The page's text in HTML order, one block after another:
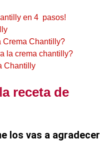
en 4 pasos!
Crema Chantilly?
la crema chantilly?
Chantilly
receta de
los vas a agradecer